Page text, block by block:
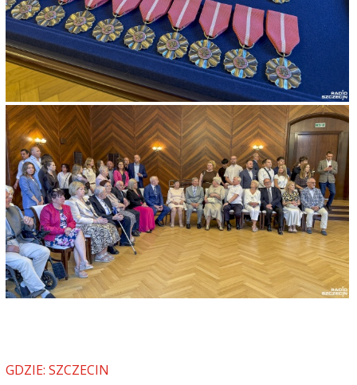
GDZIE: SZCZECIN